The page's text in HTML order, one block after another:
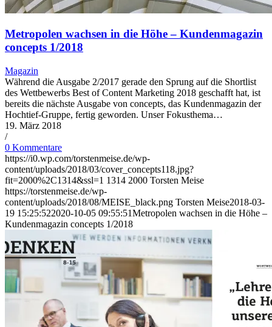
Metropolen wachsen in die Höhe – Kundenmagazin
concepts 1/2018
Magazin
Während die Ausgabe 2/2017 gerade den Sprung auf die Shortlist
des Wettbewerbs Best of Content Marketing 2018 geschafft hat, ist
bereits die nächste Ausgabe von concepts, das Kundenmagazin der
Hochtief-Gruppe, fertig geworden. Unser Fokusthema…
19. März 2018
/
0 Kommentare
https://i0.wp.com/torstenmeise.de/wp-
content/uploads/2018/03/cover_concepts118.jpg?
fit=2000%2C1314&ssl=1 1314 2000 Torsten Meise
https://torstenmeise.de/wp-
content/uploads/2018/08/MEISE_black.png Torsten Meise2018-03-
19 15:25:522020-10-05 09:55:51Metropolen wachsen in die Höhe –
Kundenmagazin concepts 1/2018